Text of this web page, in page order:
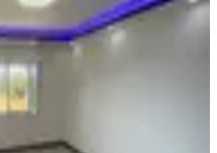
Mahallesi
· 2. Kat